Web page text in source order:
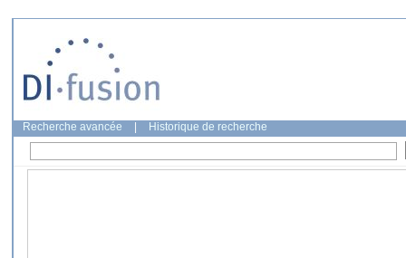
Recherche avancée Historique de recherche